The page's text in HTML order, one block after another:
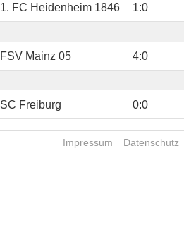
1. FC Heidenheim 1846 1:0
FSV Mainz 05 4:0
SC Freiburg 0:0
Impressum Datenschutz